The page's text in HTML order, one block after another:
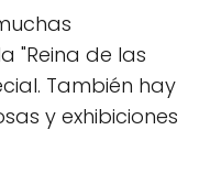
"Reina de las
También hay
y exhibiciones